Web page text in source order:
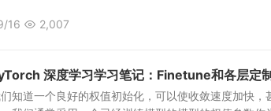
16 2,007
深度学习学习笔记：Finetune和各层定
知道一个良好的权值初始化，可以使收敛速度加快